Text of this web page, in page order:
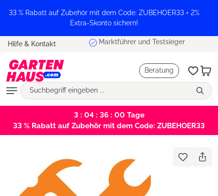
springen
33 % Rabatt auf Zubehör mit dem Code: ZUBEHOER33 + 2%
Extra-Skonto sichern!
Hilfe & Kontakt Marktführer und Testsieger
Beratung
3 : 04 : 36 : 00 Tage
33 % Rabatt auf Zubehör mit dem Code: ZUBEHOER33